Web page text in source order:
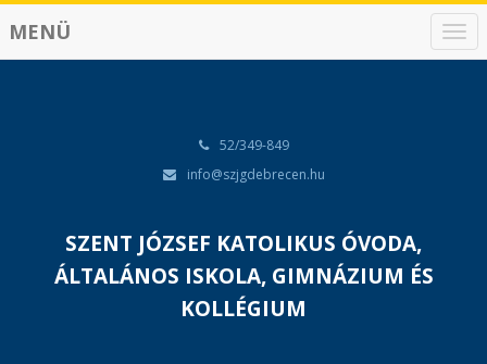
N
a
MENÜ
52/349-849
info@szjgdebrecen.hu
SZENT JÓZSEF KATOLIKUS ÓVODA,
ÁLTALÁNOS ISKOLA, GIMNÁZIUM ÉS
KOLLÉGIUM